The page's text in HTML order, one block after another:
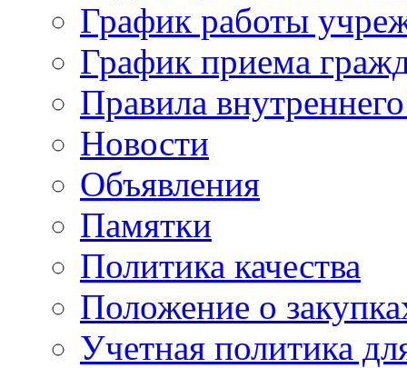
График работы
График приема
Правила
Новости
Объявления
Памятки
Политика качества
Положение о
Учетная политика